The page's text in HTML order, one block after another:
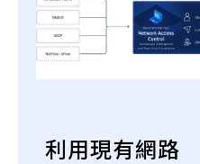
利用現有網路